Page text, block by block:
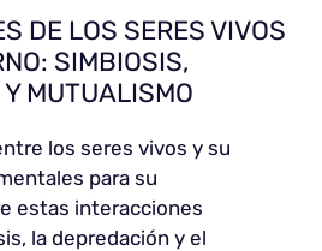
DE LOS SERES VIVOS
SIMBIOSIS,
MUTUALISMO
los seres vivos y su
para su
estas interacciones
la depredación y el